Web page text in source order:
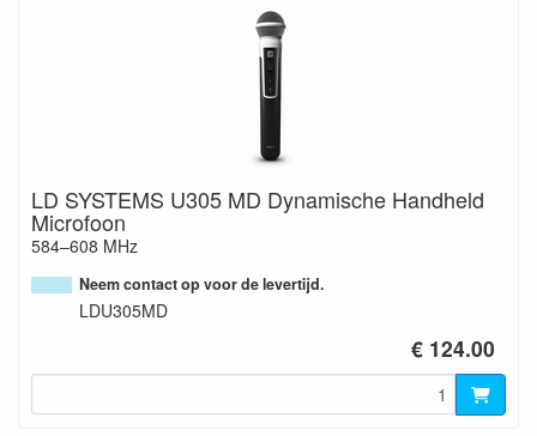
LD SYSTEMS U305 MD Dynamische Handheld
Microfoon
584–608 MHz
Neem contact op voor de levertijd.
LDU305MD
€ 124.00